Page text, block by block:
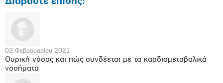
02 Φεβρουαρίου 2021
Ουρική νόσος και πώς συνδέεται με τα καρδιομεταβολικά
νοσήματα